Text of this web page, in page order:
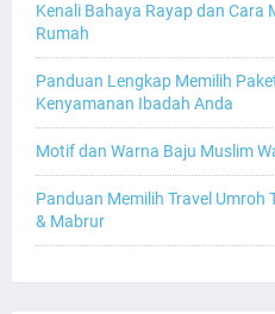
Kenali Bahaya Rayap dan Cara
Rumah
Panduan Lengkap Memilih
Kenyamanan Ibadah Anda
Motif dan Warna Baju Muslim
Panduan Memilih Travel Umroh
& Mabrur